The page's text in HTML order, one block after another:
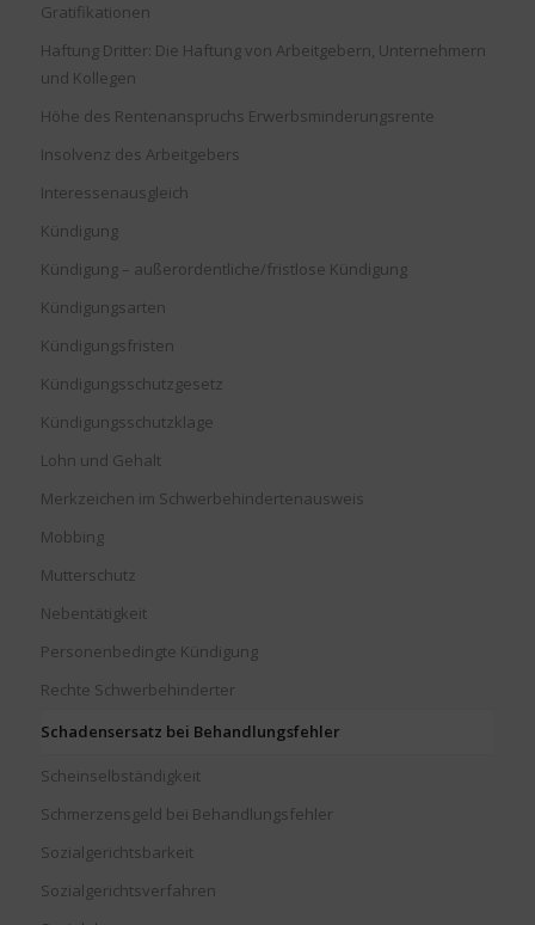
Gratifikationen
Haftung Dritter: Die Haftung von Arbeitgebern, Unternehmern
und Kollegen
Höhe des Rentenanspruchs Erwerbsminderungsrente
Insolvenz des Arbeitgebers
Interessenausgleich
Kündigung
Kündigung – außerordentliche/fristlose Kündigung
Kündigungsarten
Kündigungsfristen
Kündigungsschutzgesetz
Kündigungsschutzklage
Lohn und Gehalt
Merkzeichen im Schwerbehindertenausweis
Mobbing
Mutterschutz
Nebentätigkeit
Personenbedingte Kündigung
Rechte Schwerbehinderter
Schadensersatz bei Behandlungsfehler
Scheinselbständigkeit
Schmerzensgeld bei Behandlungsfehler
Sozialgerichtsbarkeit
Sozialgerichtsverfahren